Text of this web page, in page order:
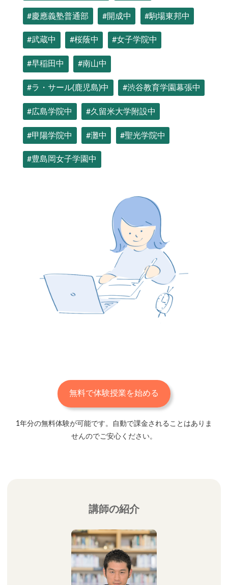
#慶應義塾普通部 #開成中 #駒場東邦中
#武蔵中 #桜蔭中 #女子学院中
#早稲田中 #南山中
#ラ・サール(鹿児島)中 #渋谷教育学園幕張中
#広島学院中 #久留米大学附設中
#甲陽学院中 #灘中 #聖光学院中
#豊島岡女子学園中
無料で体験授業を始める
1年分の無料体験が可能です。自動で課金されることはありま
せんのでご安心ください。
講師の紹介